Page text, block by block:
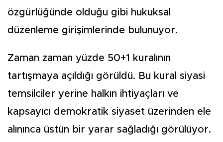
özgürlüğünde olduğu gibi hukuksal
düzenleme girişimlerinde bulunuyor.
Zaman zaman yüzde 50+1 kuralının
tartışmaya açıldığı görüldü. Bu kural siyasi
temsilciler yerine halkın ihtiyaçları ve
kapsayıcı demokratik siyaset üzerinden ele
alınınca üstün bir yarar sağladığı görülüyor.